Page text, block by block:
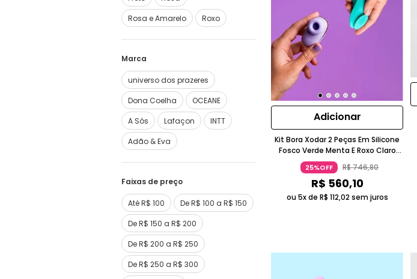
Rosa e Amarelo
Roxo
Marca
universo dos prazeres
Dona Coelha
OCEANE
A Sós
Lafaçon
INTT
Adão & Eva
Faixas de preço
Até R$ 100
De R$ 100 a R$ 150
De R$ 150 a R$ 200
De R$ 200 a R$ 250
De R$ 250 a R$ 300
Adicionar
Kit Bora Xodar 2 Peças Em Silicone
Fosco Verde Menta E Roxo Claro
Dona Coelha
25%OFF R$746,80
R$ 560,10
ou 5x de R$ 112,02sem juros